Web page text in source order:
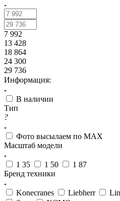
7 992
13 428
18 864
24 300
29 736
Информация:
В наличии
Тип
?
Фото высылаем по MAX
Масштаб модели
1 35 1 50
1 87
Бренд техники
Konecranes Liebherr